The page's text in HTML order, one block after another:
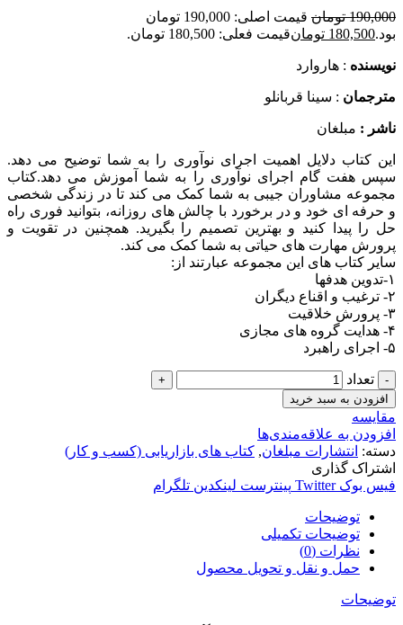
190,000 تومان
قیمت اصلی: 190,000 تومان
بود.180,500 تومانقیمت فعلی: 180,500 تومان.
نويسنده : هاروارد
مترجمان : سینا قربانلو
ناشر : مبلغان
این کتاب دلایل اهمیت اجرای نوآوری را به شما توضیح می دهد.
سپس هفت گام اجرای نوآوری را به شما آموزش می دهد.کتاب
مجموعه مشاوران جیبی به شما کمک می کند تا در زندگی شخصی
و حرفه ای خود و در برخورد با چالش های روزانه، بتوانید فوری راه
حل را پیدا کنید و بهترین تصمیم را بگیرید. همچنین در تقویت و
پرورش مهارت های حیاتی به شما کمک می کند.
سایر کتاب های این مجموعه عبارتند از:
۱-تدوین هدفها
۲- ترغیب و اقناع دیگران
۳- پرورش خلاقیت
۴- هدایت گروه های مجازی
۵- اجرای راهبرد
تعداد
افزودن به سبد خرید
مقایسه
افزودن به علاقه‌مندی‌ها
دسته: انتشارات مبلغان, کتاب های بازاریابی (کسب و کار)
اشتراک گذاری
فیس بوک Twitter پینترست لینکدین تلگرام
توضیحات
توضیحات تکمیلی
نظرات (0)
حمل و نقل و تحویل محصول
توضیحات